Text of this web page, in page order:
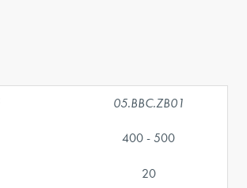
05.BBC.ZB01
400 - 500
20